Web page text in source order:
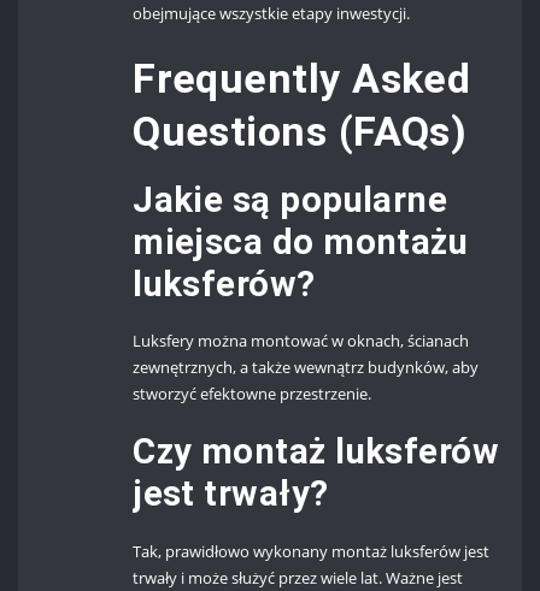
obejmujące wszystkie etapy inwestycji.
Frequently Asked
Questions (FAQs)
Jakie są popularne
miejsca do montażu
luksferów?
Luksfery można montować w oknach, ścianach
zewnętrznych, a także wewnątrz budynków, aby
stworzyć efektowne przestrzenie.
Czy montaż luksferów
jest trwały?
Tak, prawidłowo wykonany montaż luksferów jest
trwały i może służyć przez wiele lat. Ważne jest